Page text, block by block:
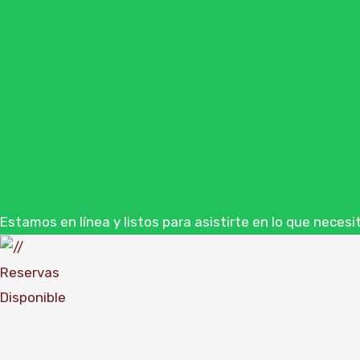
Estamos en línea y listos para asistirte en lo que
Reservas
Disponible